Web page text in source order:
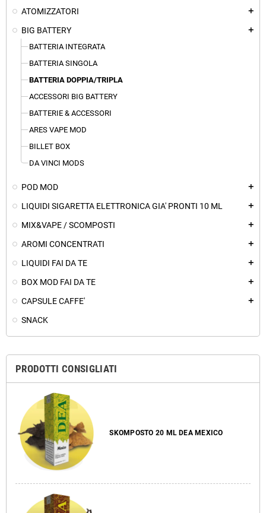
ATOMIZZATORI
add
BIG BATTERY add
BATTERIA INTEGRATA
BATTERIA SINGOLA
BATTERIA DOPPIA/TRIPLA
ACCESSORI BIG BATTERY
BATTERIE & ACCESSORI
ARES VAPE MOD
BILLET BOX
DA VINCI MODS
POD MOD add
LIQUIDI SIGARETTA ELETTRONICA GIA' PRONTI 10 ML add
MIX&VAPE / SCOMPOSTI add
AROMI CONCENTRATI add
LIQUIDI FAI DA TE add
BOX MOD FAI DA TE add
CAPSULE CAFFE' add
SNACK
PRODOTTI CONSIGLIATI
SKOMPOSTO 20 ML DEA MEXICO